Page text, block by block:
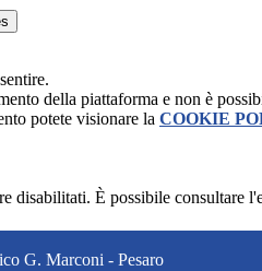
della piattaforma e non è
potete visionare la COOKIE
disabilitati. È possibile consultare
G. Marconi - Pesaro